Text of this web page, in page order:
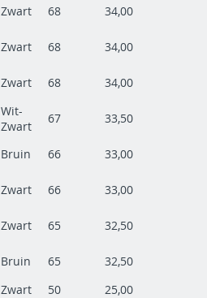
Zwart 68
34,00
Zwart 68
34,00
Zwart 68
34,00
Wit-
Zwart
67
33,50
Bruin 66
33,00
Zwart 66
33,00
Zwart 65
32,50
Bruin 65
32,50
Zwart 50
25,00